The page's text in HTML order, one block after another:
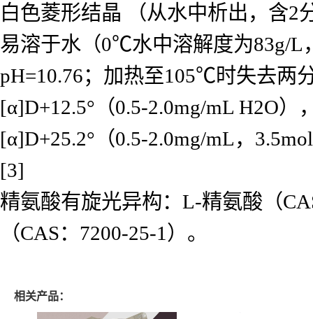
白色菱形结晶 （从水中析出，含
易溶于水（0℃水中溶解度为83g/L
pH=10.76；加热至105℃时失去两
[α]D+12.5°（0.5-2.0mg/mL H2O
[α]D+25.2°（0.5-2.0mg/mL，
[3]
精氨酸有旋光异构：L-精氨酸（
（CAS：7200-25-1）。
相关产品：